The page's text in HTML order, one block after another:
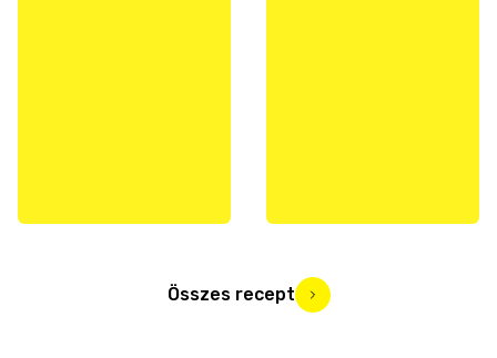
Összes recept